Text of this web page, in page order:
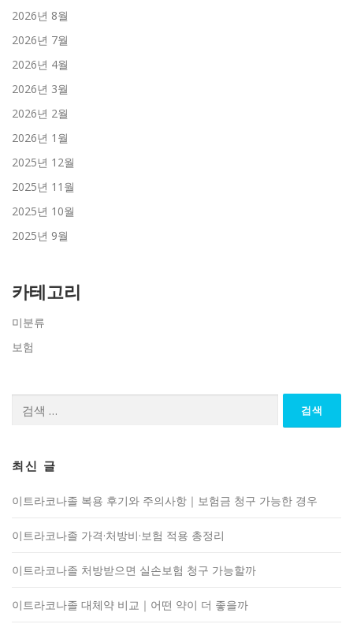
2026년 8월
2026년 7월
2026년 4월
2026년 3월
2026년 2월
2026년 1월
2025년 12월
2025년 11월
2025년 10월
2025년 9월
카테고리
미분류
보험
최신 글
이트라코나졸 복용 후기와 주의사항｜보험금 청구 가능한 경우
이트라코나졸 가격·처방비·보험 적용 총정리
이트라코나졸 처방받으면 실손보험 청구 가능할까
이트라코나졸 대체약 비교｜어떤 약이 더 좋을까